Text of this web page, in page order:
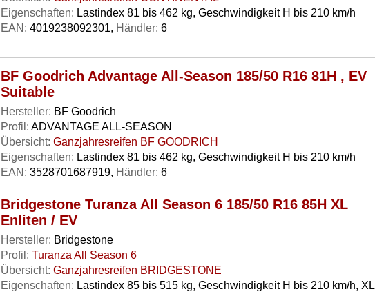
Eigenschaften: Lastindex 81 bis 462 kg, Geschwindigkeit H bis 210 km/h
EAN: 4019238092301, Händler: 6
BF Goodrich Advantage All-Season 185/50 R16 81H , EV
Suitable
Hersteller: BF Goodrich
Profil: ADVANTAGE ALL-SEASON
Übersicht: Ganzjahresreifen BF GOODRICH
Eigenschaften: Lastindex 81 bis 462 kg, Geschwindigkeit H bis 210 km/h
EAN: 3528701687919, Händler: 6
Bridgestone Turanza All Season 6 185/50 R16 85H XL
Enliten / EV
Hersteller: Bridgestone
Profil: Turanza All Season 6
Übersicht: Ganzjahresreifen BRIDGESTONE
Eigenschaften: Lastindex 85 bis 515 kg, Geschwindigkeit H bis 210 km/h, XL